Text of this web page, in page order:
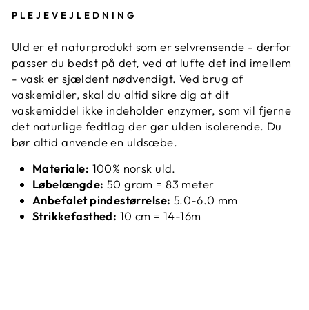
PLEJEVEJLEDNING
Uld er et naturprodukt som er selvrensende - derfor
passer du bedst på det, ved at lufte det ind imellem
- vask er sjældent nødvendigt. Ved brug af
vaskemidler, skal du altid sikre dig at dit
vaskemiddel ikke indeholder enzymer, som vil fjerne
det naturlige fedtlag der gør ulden isolerende. Du
bør altid anvende en uldsæbe.
Materiale: 100% norsk uld.
Løbelængde: 50 gram = 83 meter
Anbefalet pindestørrelse: 5.0-6.0 mm
Strikkefasthed: 10 cm = 14-16m